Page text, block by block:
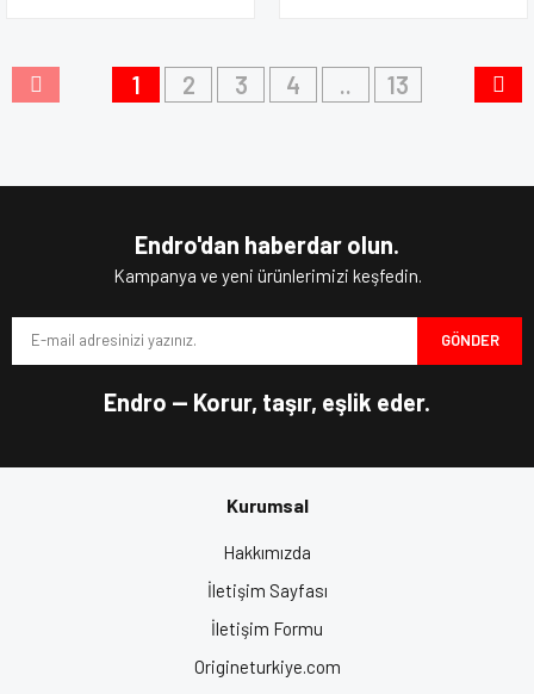
1 2 3 4 .. 13
Endro'dan haberdar olun.
Kampanya ve yeni ürünlerimizi keşfedin.
GÖNDER
Endro — Korur, taşır, eşlik eder.
Kurumsal
Hakkımızda
İletişim Sayfası
İletişim Formu
Origineturkiye.com